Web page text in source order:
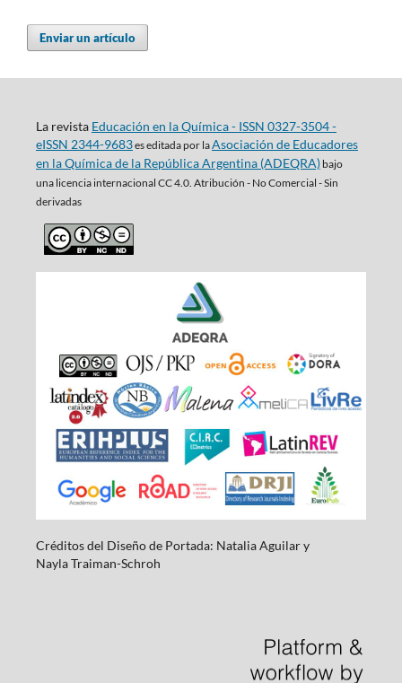
Enviar un artículo
La revista Educación en la Química - ISSN 0327-3504 -
eISSN 2344-9683es editada por laAsociación de Educadores
en la Química de la República Argentina (ADEQRA)bajo
una licencia internacional CC 4.0. Atribución - No Comercial - Sin
derivadas
Créditos del Diseño de Portada: Natalia Aguilar y
NaylaTraiman-Schroh